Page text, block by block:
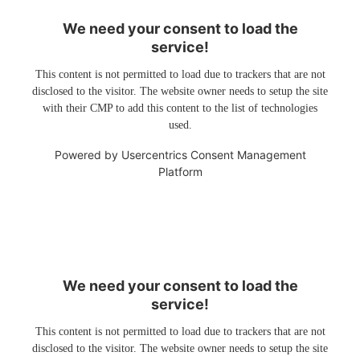
We need your consent to load the
service!
This content is not permitted to load due to trackers that are not
disclosed to the visitor. The website owner needs to setup the site
with their CMP to add this content to the list of technologies
used.
Powered by Usercentrics Consent Management
Platform
We need your consent to load the
service!
This content is not permitted to load due to trackers that are not
disclosed to the visitor. The website owner needs to setup the site